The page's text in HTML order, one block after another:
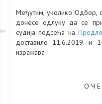
Међутим, уколико Одбор,
донесе одлуку да се
судија подсећа на
доставило 11.6.2019. и
изражава
О Ч